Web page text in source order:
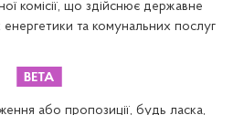
комісії, що здійснює державне
та комунальних послуг
або пропозиції, будь ласка,